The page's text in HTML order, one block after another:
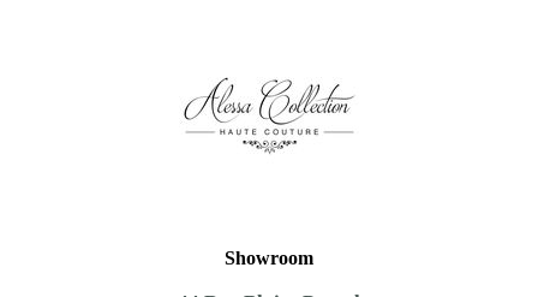
Showroom